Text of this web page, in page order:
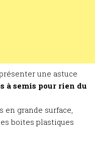
une astuce
à semis pour rien du
en grande surface,
boites plastiques